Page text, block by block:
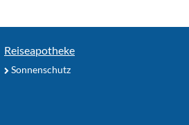
Reiseapotheke
Sonnenschutz